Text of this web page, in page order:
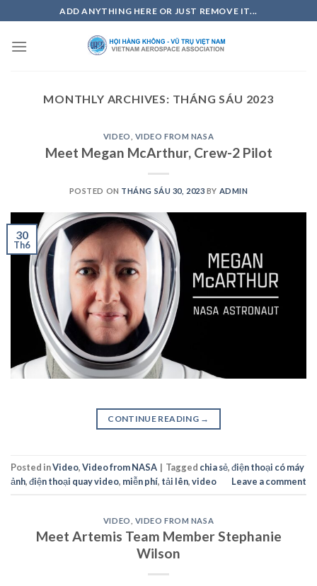
to
content
ADD ANYTHING HERE OR JUST REMOVE IT...
MONTHLY ARCHIVES: THÁNG SÁU 2023
VIDEO VIDEO FROM NASA
Meet Megan McArthur, Crew-2 Pilot
POSTED ON THÁNG SÁU 30, 2023 BY ADMIN
30
Th6
CONTINUE READING →
Posted inVideo,Video from NASA | Tagged chia sẻ,điện thoại có máy
ảnh,điện thoại quay video, miễn phí, tải lên,video Leave a comment
VIDEO VIDEO FROM NASA
Meet Artemis Team Member Stephanie
Wilson